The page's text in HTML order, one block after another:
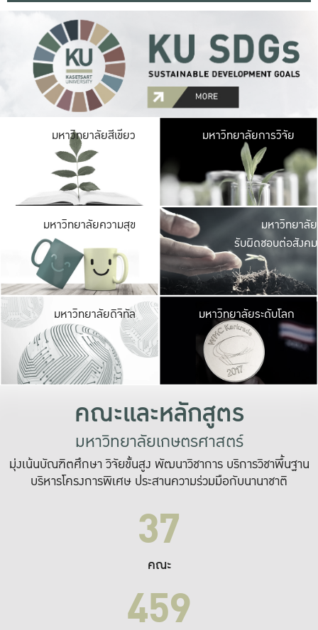
มหาวิทยาลัยสีเขียว มหาวิ
มีพื้นที่เขียวสดใส
เป็นป่าในเมือง เกษต
มหาวิทยาลัยการวิจัย
มหาวิทยาลัยความสุข มหาวิ
ค
เปิดประ
และพบเรื่องราวใ
มหาวิทยาลัย
รับผิดชอบต่อสังคม
มหาวิทยาลัยดิจิทัล มหาวิ
เปลี่ยนแปลง แล
เพื่อทำง
ระบบสารสนเทศ
มหาวิทยาลัยระดับโลก
คณะและหลักสูตร
มหาวิทยาลัยเกษตรศาสตร์
มุ่งเน้นบัณฑิตศึกษา วิจัยขั้นสูง พัฒนาวิชาการ บริการวิชาพื้นฐาน
บริหารโครงการพิเศษ ประสานความร่วมมือกับนานาชาติ
37
คณะ
459